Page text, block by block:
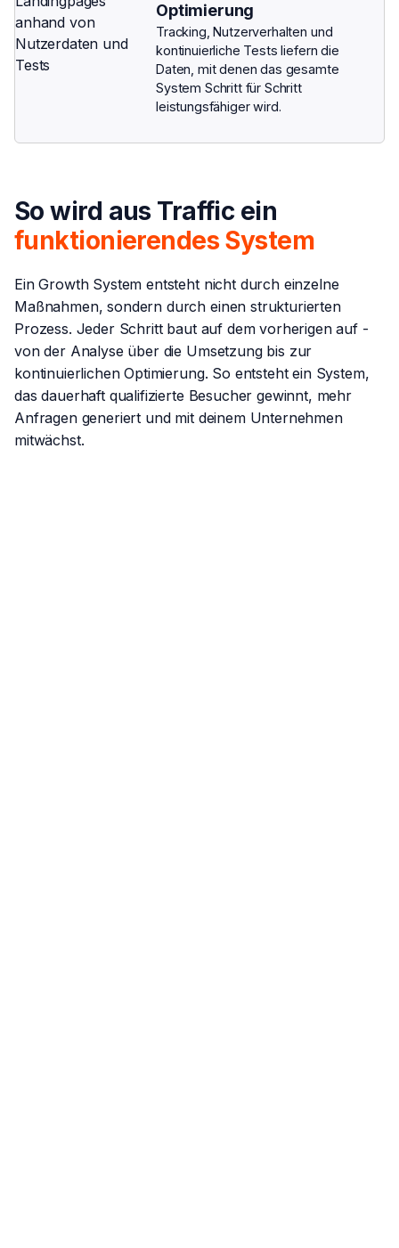
Optimierung
Tracking, Nutzerverhalten und
kontinuierliche Tests liefern die
Daten, mit denen das gesamte
System Schritt für Schritt
leistungsfähiger wird.
So wird aus Traffic ein
funktionierendes System
Ein Growth System entsteht nicht durch einzelne
Maßnahmen, sondern durch einen strukturierten
Prozess. Jeder Schritt baut auf dem vorherigen auf -
von der Analyse über die Umsetzung bis zur
kontinuierlichen Optimierung. So entsteht ein System,
das dauerhaft qualifizierte Besucher gewinnt, mehr
Anfragen generiert und mit deinem Unternehmen
mitwächst.